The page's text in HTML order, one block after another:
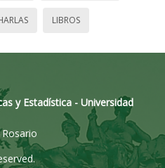
LIBROS
y Estadística - Universidad